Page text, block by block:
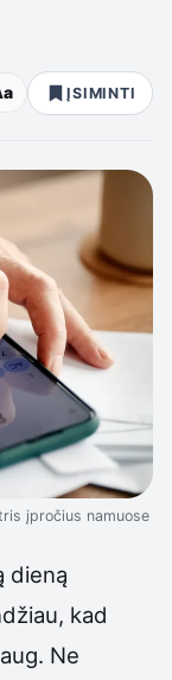
ĮSIMINTI
įpročius namuose
dieną
kad
Ne